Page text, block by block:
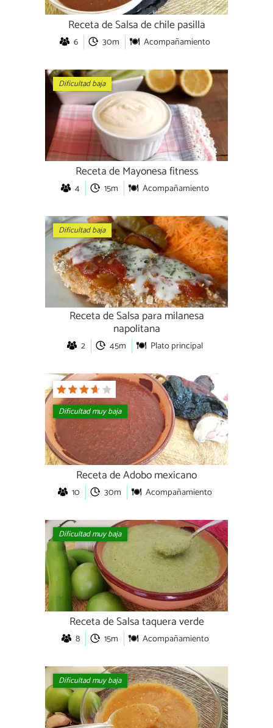
Receta de Salsa de chile pasilla
6 30m Acompañamiento
Dificultad baja
Receta de Mayonesa fitness
4 15m Acompañamiento
Dificultad baja
Receta de Salsa para milanesa
napolitana
2 45m Plato principal
Dificultad muy baja
Receta de Adobo mexicano
10 30m Acompañamiento
Dificultad muy baja
Receta de Salsa taquera verde
8 15m Acompañamiento
Dificultad muy baja